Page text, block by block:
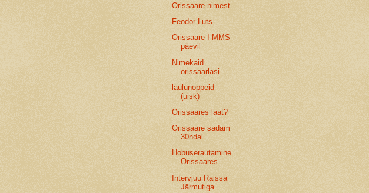
Orissaare nimest
Feodor Luts
Orissaare I MMS
päevil
Nimekaid
orissaarlasi
laulunoppeid
(uisk)
Orissaares laat?
Orissaare sadam
30ndal
Hobuserautamine
Orissaares
Intervjuu Raissa
Järmutiga